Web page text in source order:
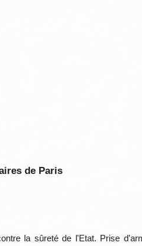
de Paris
la sûreté de l'Etat. Prise